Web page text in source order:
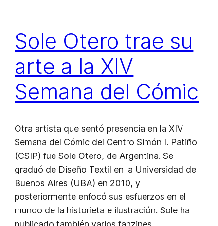
Sole Otero trae su
arte a la XIV
Semana del Cómic
Otra artista que sentó presencia en la XIV
Semana del Cómic del Centro Simón I. Patiño
(CSIP) fue Sole Otero, de Argentina. Se
graduó de Diseño Textil en la Universidad de
Buenos Aires (UBA) en 2010, y
posteriormente enfocó sus esfuerzos en el
mundo de la historieta e ilustración. Sole ha
publicado también varios fanzines,…